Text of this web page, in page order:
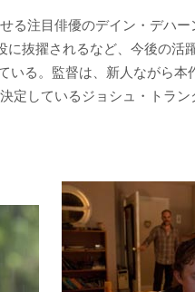
注目俳優のデイン・デハー
に抜擢されるなど、今後の活
る。監督は、新人ながら本
定しているジョシュ・トラン